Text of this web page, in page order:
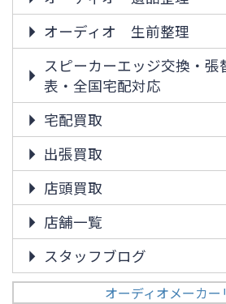
オーディオ 生前整理
スピーカーエッジ交換・張
表・全国宅配対応
宅配買取
出張買取
店頭買取
店舗一覧
スタッフブログ
オーディオメーカー